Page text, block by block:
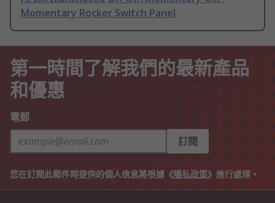
Momentary Rocker Switch Panel
第一時間了解我們的最新產品
和優惠
電郵
訂閱
您在訂閱此郵件時提供的個人信息將根據《隱私政策》進行處理。